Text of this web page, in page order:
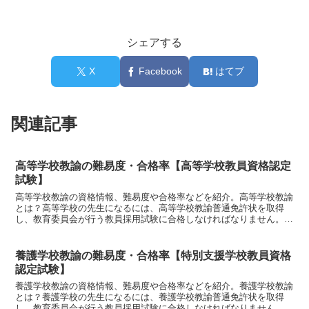
シェアする
X Facebook はてブ
関連記事
高等学校教諭の難易度・合格率【高等学校教員資格認定
試験】
高等学校教諭の資格情報、難易度や合格率などを紹介。高等学校教諭
とは？高等学校の先生になるには、高等学校教諭普通免許状を取得
し、教育委員会が行う教員採用試験に合格しなければなりません。資
養護学校教諭の難易度・合格率【特別支援学校教員資格
認定試験】
養護学校教諭の資格情報、難易度や合格率などを紹介。養護学校教諭
とは？養護学校の先生になるには、養護学校教諭普通免許状を取得